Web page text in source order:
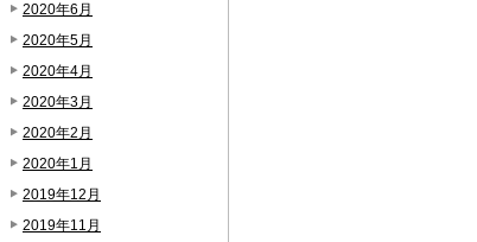
2020年6月
2020年5月
2020年4月
2020年3月
2020年2月
2020年1月
2019年12月
2019年11月